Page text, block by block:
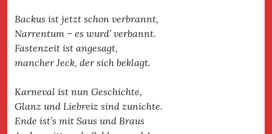
Backus ist jetzt schon verbrannt,
Narrentum – es wurd’ verbannt.
Fastenzeit ist angesagt,
mancher Jeck, der sich beklagt.
Karneval ist nun Geschichte,
Glanz und Liebreiz sind zunichte.
Ende ist’s mit Saus und Braus